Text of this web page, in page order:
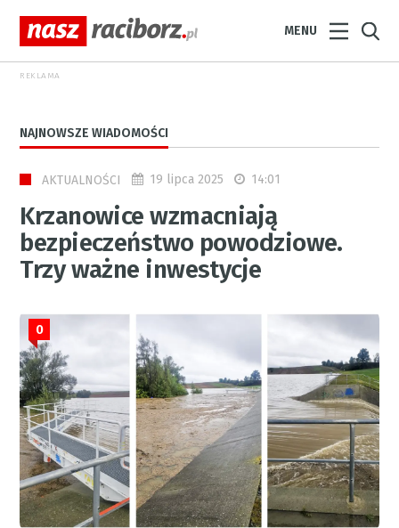
MENU
REKLAMA
NAJNOWSZE WIADOMOŚCI
AKTUALNOŚCI 19 lipca 2025 14:01
Krzanowice wzmacniają
bezpieczeństwo powodziowe.
Trzy ważne inwestycje
0